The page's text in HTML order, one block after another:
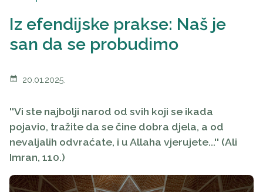
Iz efendijske prakse: Naš je
san da se probudimo
calendar_month 20.01.2025.
''Vi ste najbolji narod od svih koji se ikada
pojavio, tražite da se čine dobra djela, a od
nevaljalih odvraćate, i u Allaha vjerujete...'' (Ali
Imran, 110.)